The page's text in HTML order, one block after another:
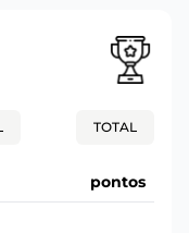
TOTAL
pontos